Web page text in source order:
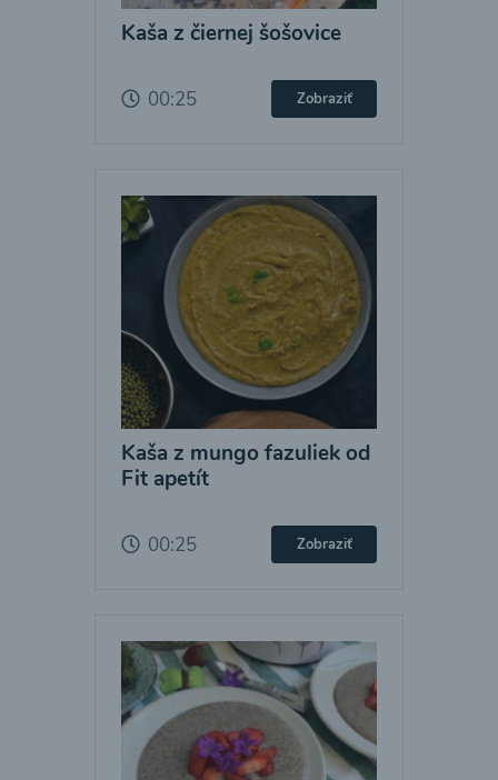
Kaša z čiernej šošovice
00:25 Zobraziť
Kaša z mungo fazuliek od
Fit apetít
00:25 Zobraziť